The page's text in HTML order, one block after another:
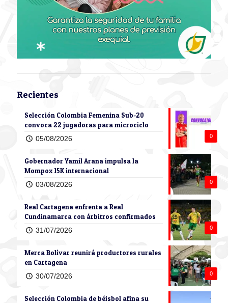
Recientes
0
Selección Colombia Femenina Sub-20
convoca 22 jugadoras para microciclo
05/08/2026
0
Gobernador Yamil Arana impulsa la
Mompox 15K internacional
03/08/2026
0
Real Cartagena enfrenta a Real
Cundinamarca con árbitros confirmados
31/07/2026
0
Merca Bolívar reunirá productores rurales
en Cartagena
30/07/2026
Selección Colombia de béisbol afina su